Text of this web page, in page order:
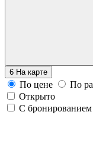
6 На карте
По цене
По
Открыто
С бронированием